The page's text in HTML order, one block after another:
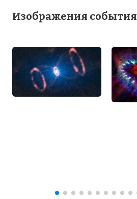
Изображения события